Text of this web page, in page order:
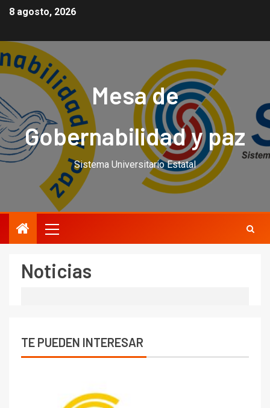
8 agosto, 2026
Mesa de
Gobernabilidad y paz
Sistema Universitario Estatal
Noticias
TE PUEDEN INTERESAR